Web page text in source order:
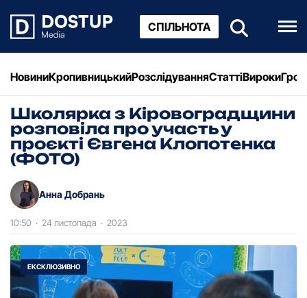
СПІЛЬНОТА
НовиниКропивницькийРозслідуванняСтаттіВироки
Школярка з Кіровоградщини
розповіла про участь у
проєкті Євгена Клопотенка
(ФОТО)
Анна Добрань
10:50 · 24 листопада · 2023